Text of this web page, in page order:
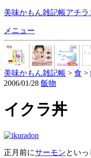
美味かもん雑記帳アチラ
メニュー
美味かもん雑記帳 > 食 >
2006/01/28 飯物
イクラ丼
正月前にサーモンとい